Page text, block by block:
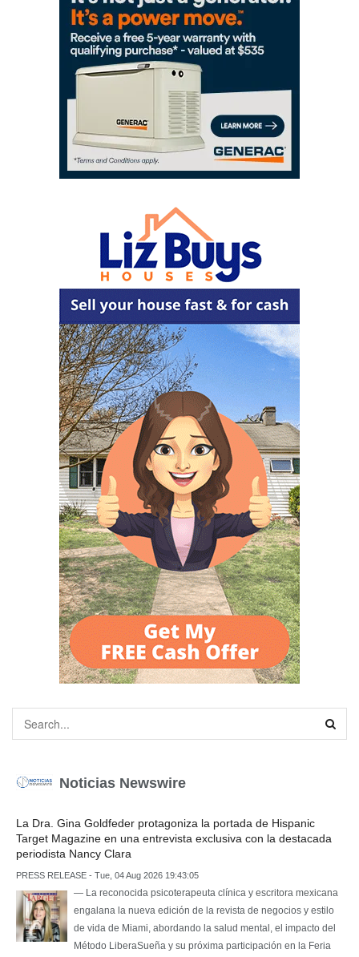
Noticias Newswire
La Dra. Gina Goldfeder protagoniza la portada de Hispanic
Target Magazine en una entrevista exclusiva con la destacada
periodista Nancy Clara
PRESS RELEASE - Tue, 04 Aug 2026 19:43:05
— La reconocida psicoterapeuta clínica y escritora mexicana
engalana la nueva edición de la revista de negocios y estilo
de vida de Miami, abordando la salud mental, el impacto del
Método LiberaSueña y su próxima participación en la Feria